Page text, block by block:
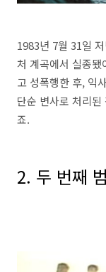
1983년 7월 31일
처 계곡에서 실종
고 성폭행한 후, 익
단순 변사로 처리
죠.
2. 두 번째